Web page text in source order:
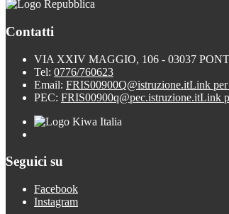
Contatti
VIA XXIV MAGGIO, 106 - 03037
Tel: 0776/760623
Email: FRIS00900Q@istruzione.itLink per
PEC: FRIS00900q@pec.istruzione.itLink
Seguici su
Facebook
Instagram